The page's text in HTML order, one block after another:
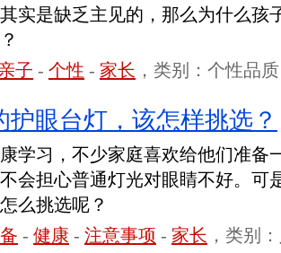
实是缺乏主见的，那么为什么孩
子 - 个性 - 家长 ，类别：个性品质
护眼台灯，该怎样挑选？
学习，不少家庭喜欢给他们准备
会担心普通灯光对眼睛不好。可
么挑选呢？
- 健康 - 注意事项 - 家长 ，类别